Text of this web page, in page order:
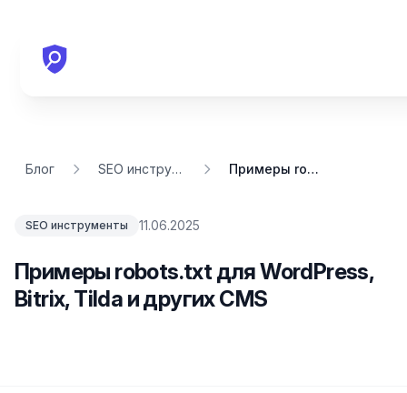
Блог SEO инструменты Примеры robots.txt для WordPress, Bitrix, Tilda и других CMS
SEO инструменты 11.06.2025
Примеры robots.txt для WordPress,
Bitrix, Tilda и других CMS